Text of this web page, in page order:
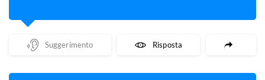
Mostra Un Suggerimento Mostra La Risposta